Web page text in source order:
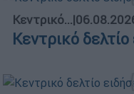
Κεντρικό...|
Κεντρικό